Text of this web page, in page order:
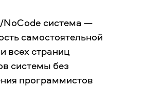
система —
самостоятельной
всех страниц
системы без
программистов